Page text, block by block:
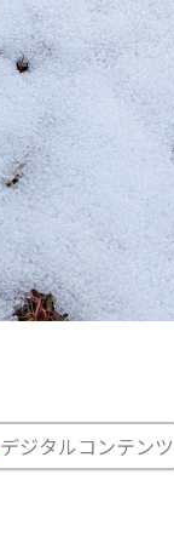
デジタルコンテンツ